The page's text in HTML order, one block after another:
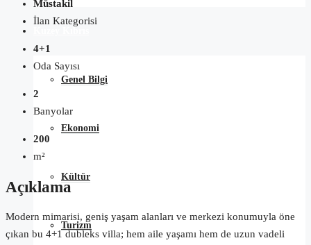
Genel Bilgi
Ekonomi
Kültür
Turizm
Müstakil
İlan Kategorisi
4+1
Oda Sayısı
2
Banyolar
200
m²
Açıklama
Modern mimarisi, geniş yaşam alanları ve merkezi konumuyla öne
çıkan bu 4+1 dubleks villa; hem aile yaşamı hem de uzun vadeli